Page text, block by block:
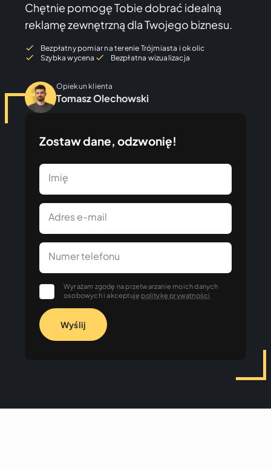
Chętnie pomogę Tobie dobrać idealną
reklamę zewnętrzną dla Twojego biznesu.
Bezpłatny pomiar na terenie Trójmiasta i okolic
Szybka wycena
Bezpłatna wizualizacja
Opiekun klienta
Tomasz Olechowski
Zostaw dane, odzwonię!
Imię
Adres e-mail
Numer telefonu
Wyrażam zgodę na przetwarzanie moich danych
osobowych i akceptuję politykę prywatności
Wyślij